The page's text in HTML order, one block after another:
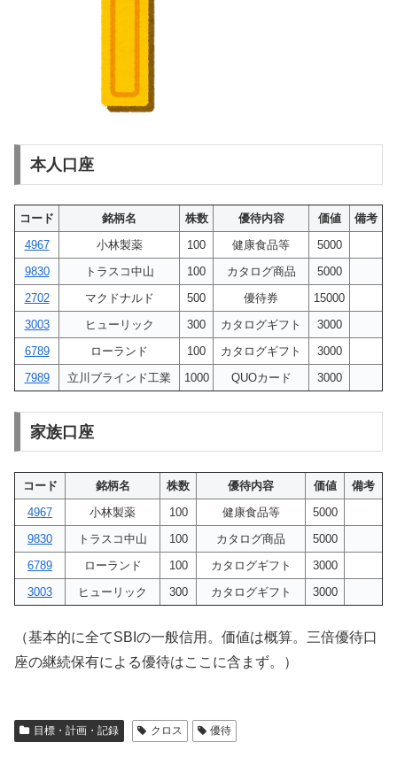
本人口座
コード 銘柄名 株数 優待内容 価値
備考
4967
小林製薬 100 健康食品等
5000
9830
トラスコ中山 100 カタログ商品
5000
2702
マクドナルド 500 優待券
15000
3003
ヒューリック 300 カタログギフト
3000
6789
ローランド 100 カタログギフト
3000
7989
立川ブラインド工業 1000 QUOカード 3000
家族口座
コード 銘柄名 株数 優待内容 価値
備考
4967
小林製薬 100 健康食品等
5000
9830
トラスコ中山 100 カタログ商品
5000
6789
ローランド 100 カタログギフト
3000
3003
ヒューリック 300 カタログギフト 3000
（基本的に全てSBIの一般信用。価値は概算。三倍優待口
座の継続保有による優待はここに含まず。）
目標・計画・記録 クロス 優待